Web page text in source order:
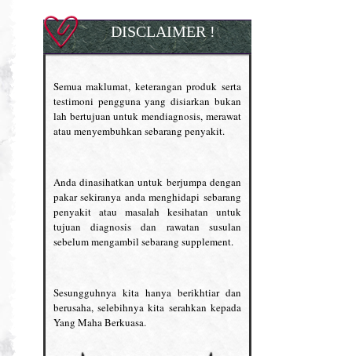
DISCLAIMER !
Semua maklumat, keterangan produk serta
testimoni pengguna yang disiarkan bukan
lah bertujuan untuk mendiagnosis, merawat
atau menyembuhkan sebarang penyakit.
Anda dinasihatkan untuk berjumpa dengan
pakar sekiranya anda menghidapi sebarang
penyakit atau masalah kesihatan untuk
tujuan diagnosis dan rawatan susulan
sebelum mengambil sebarang supplement.
Sesungguhnya kita hanya berikhtiar dan
berusaha, selebihnya kita serahkan kepada
Yang Maha Berkuasa.